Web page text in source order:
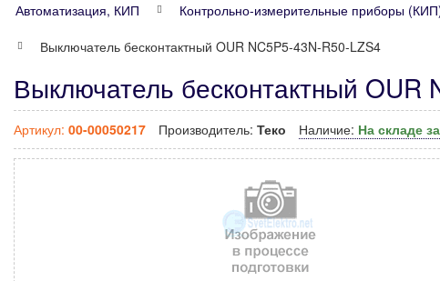
Автоматизация, КИП Контрольно-измерительные приборы
Выключатель бесконтактный OUR NC5P5-43N-R50-LZS4
Выключатель бесконтактный
Артикул: 00-00050217 Производитель: Теко Наличие: На складе